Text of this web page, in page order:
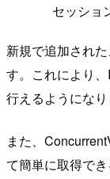
セッショ
新規で追加され
す。これにより
行えるようになり
また、
て簡単に取得で